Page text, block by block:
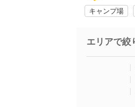
キャンプ場
エリアで絞